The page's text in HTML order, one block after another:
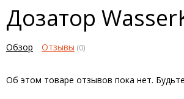
Дозатор
Обзор Отзывы (0)
Об этом товаре отзывов пока нет.